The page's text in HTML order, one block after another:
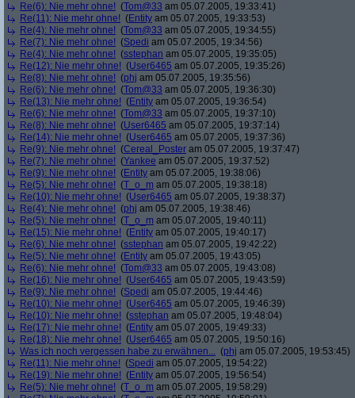
Re(6): Nie mehr ohne! (Tom@33 am 05.07.2005, 19:33:41)
Re(11): Nie mehr ohne! (Entity am 05.07.2005, 19:33:53)
Re(4): Nie mehr ohne! (Tom@33 am 05.07.2005, 19:34:55)
Re(7): Nie mehr ohne! (Spedi am 05.07.2005, 19:34:56)
Re(4): Nie mehr ohne! (sstephan am 05.07.2005, 19:35:05)
Re(12): Nie mehr ohne! (User6465 am 05.07.2005, 19:35:26)
Re(8): Nie mehr ohne! (phj am 05.07.2005, 19:35:56)
Re(6): Nie mehr ohne! (Tom@33 am 05.07.2005, 19:36:30)
Re(13): Nie mehr ohne! (Entity am 05.07.2005, 19:36:54)
Re(6): Nie mehr ohne! (Tom@33 am 05.07.2005, 19:37:10)
Re(8): Nie mehr ohne! (User6465 am 05.07.2005, 19:37:14)
Re(14): Nie mehr ohne! (User6465 am 05.07.2005, 19:37:36)
Re(9): Nie mehr ohne! (Cereal_Poster am 05.07.2005, 19:37:47)
Re(7): Nie mehr ohne! (Yankee am 05.07.2005, 19:37:52)
Re(9): Nie mehr ohne! (Entity am 05.07.2005, 19:38:06)
Re(5): Nie mehr ohne! (T_o_m am 05.07.2005, 19:38:18)
Re(10): Nie mehr ohne! (User6465 am 05.07.2005, 19:38:37)
Re(4): Nie mehr ohne! (phj am 05.07.2005, 19:38:46)
Re(5): Nie mehr ohne! (T_o_m am 05.07.2005, 19:40:11)
Re(15): Nie mehr ohne! (Entity am 05.07.2005, 19:40:17)
Re(6): Nie mehr ohne! (sstephan am 05.07.2005, 19:42:22)
Re(5): Nie mehr ohne! (Entity am 05.07.2005, 19:43:05)
Re(6): Nie mehr ohne! (Tom@33 am 05.07.2005, 19:43:08)
Re(16): Nie mehr ohne! (User6465 am 05.07.2005, 19:43:59)
Re(9): Nie mehr ohne! (Spedi am 05.07.2005, 19:44:46)
Re(10): Nie mehr ohne! (User6465 am 05.07.2005, 19:46:39)
Re(10): Nie mehr ohne! (sstephan am 05.07.2005, 19:48:04)
Re(17): Nie mehr ohne! (Entity am 05.07.2005, 19:49:33)
Re(18): Nie mehr ohne! (User6465 am 05.07.2005, 19:50:16)
Was ich noch vergessen habe zu erwähnen... (phj am 05.07.2005, 19:53:45)
Re(11): Nie mehr ohne! (Spedi am 05.07.2005, 19:54:22)
Re(19): Nie mehr ohne! (Entity am 05.07.2005, 19:56:54)
Re(5): Nie mehr ohne! (T_o_m am 05.07.2005, 19:58:29)